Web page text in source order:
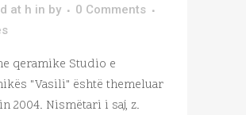
at h in by
0 Comments
qeramike Studio e
"Vasili" është themeluar
2004. Nismëtari i saj, z.